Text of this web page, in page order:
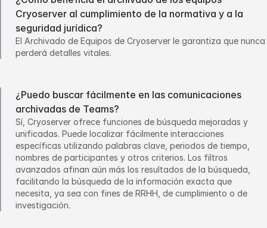
Cryoserver al cumplimiento de la normativa y a la
seguridad jurídica?
El Archivado de Equipos de Cryoserver le garantiza que nunca
perderá detalles vitales.
¿Puedo buscar fácilmente en las comunicaciones
archivadas de Teams?
Sí, Cryoserver ofrece funciones de búsqueda mejoradas y
unificadas. Puede localizar fácilmente interacciones
específicas utilizando palabras clave, periodos de tiempo,
nombres de participantes y otros criterios. Los filtros
avanzados afinan aún más los resultados de la búsqueda,
facilitando la búsqueda de la información exacta que
necesita, ya sea con fines de RRHH, de cumplimiento o de
investigación.